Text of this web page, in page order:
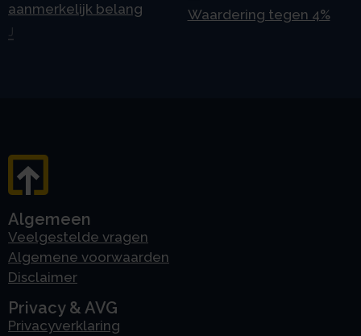
aanmerkelijk belang
J
Waardering tegen 4%
Algemeen
Veelgestelde vragen
Algemene voorwaarden
Disclaimer
Privacy & AVG
Privacyverklaring